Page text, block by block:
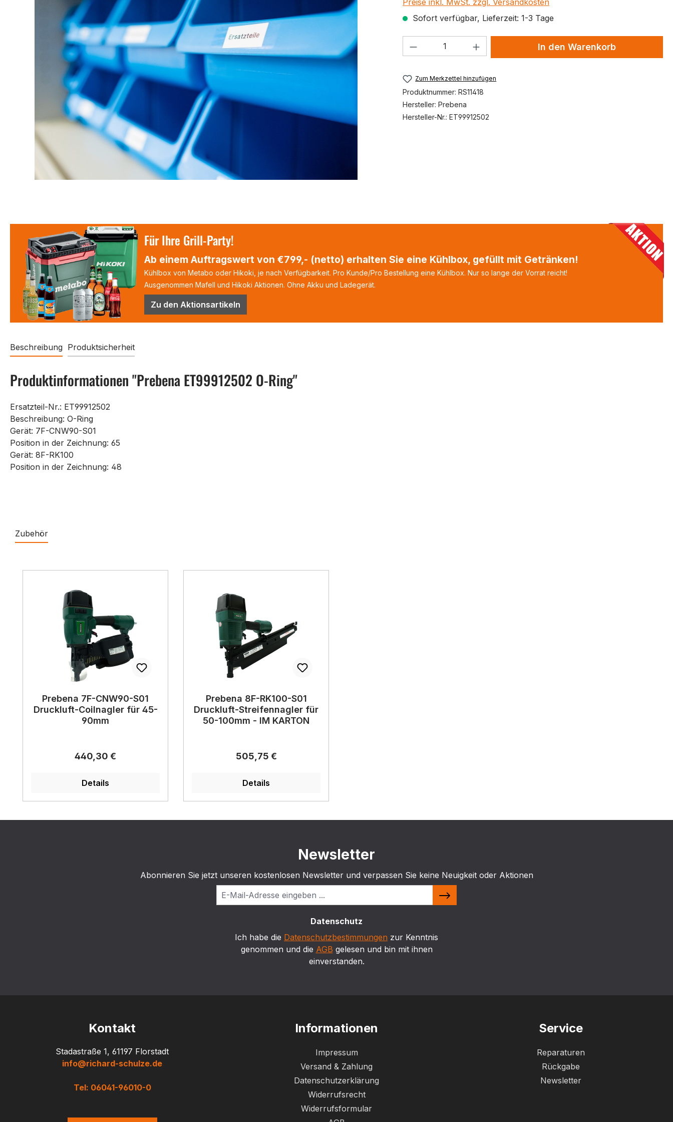
Preise inkl. MwSt. zzgl. Versandkosten
Sofort verfügbar, Lieferzeit: 1-3 Tage
Produkt Anzahl: Gib den gewünschten Wert
In den Warenkorb
Zum Merkzettel hinzufügen
Produktnummer: RS11418
Hersteller: Prebena
Hersteller-Nr.: ET99912502
Für Ihre Grill-Party!
Ab einem Auftragswert von €799,- (netto) erhalten Sie eine Kühlbox, gefüllt mit Getränken!
Kühlbox von Metabo oder Hikoki, je nach Verfügbarkeit. Pro Kunde/Pro Bestellung eine Kühlbox. Nur so lange der Vorrat reicht!
Ausgenommen Mafell und Hikoki Aktionen. Ohne Akku und Ladegerät.
Zu den Aktionsartikeln
Beschreibung Produktsicherheit
Produktinformationen "Prebena ET99912502 O-Ring"
Ersatzteil-Nr.: ET99912502
Beschreibung: O-Ring
Gerät: 7F-CNW90-S01
Position in der Zeichnung: 65
Gerät: 8F-RK100
Position in der Zeichnung: 48
Zubehör
Prebena 7F-CNW90-S01
Druckluft-Coilnagler für 45-
90mm
Regulärer Preis:
440,30 €
Details
Prebena 8F-RK100-S01
Druckluft-Streifennagler für
50-100mm - IM KARTON
Regulärer Preis:
505,75 €
Details
Newsletter
Abonnieren Sie jetzt unseren kostenlosen Newsletter und verpassen Sie keine Neuigkeit oder Aktionen
Datenschutz
Ich habe die Datenschutzbestimmungen zur Kenntnis
genommen und die AGB gelesen und bin mit ihnen
einverstanden.
Kontakt
Stadastraße 1, 61197 Florstadt
info@richard-schulze.de
Tel: 06041-96010-0
Informationen
Impressum
Versand & Zahlung
Datenschutzerklärung
Widerrufsrecht
Widerrufsformular
Service
Reparaturen
Rückgabe
Newsletter